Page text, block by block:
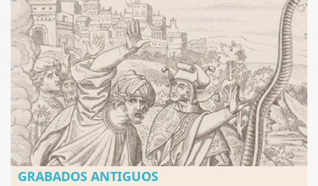
GRABADOS ANTIGUOS